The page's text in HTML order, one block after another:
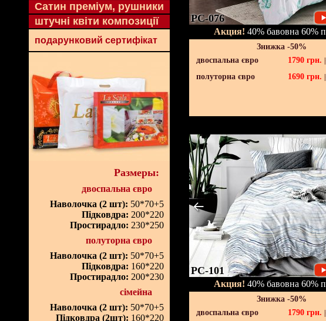
Сатин преміум, рушники
штучні квіти композиції
подарунковий сертифікат
Размеры:
двоспальна євро
Наволочка (2 шт): 50*70+5
Підковдра: 200*220
Простирадло: 230*250
полуторна євро
Наволочка (2 шт): 50*70+5
Підковдра: 160*220
Простирадло: 200*230
сімейна
Наволочка (2 шт): 50*70+5
Підковдра (2шт): 160*220
PC-076
Акция! 40% бавовна 60%
Знижка -50%
двоспальна євро
1790 грн.
полуторна євро 1690 грн.
PC-101
Акция! 40% бавовна 60%
Знижка -50%
двоспальна євро
1790 грн.